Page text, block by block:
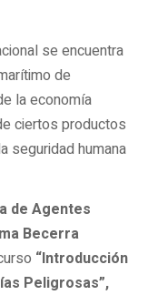
se encuentra
de
la economía
ciertos productos
seguridad humana
de Agentes
Becerra
“Introducción
Peligrosas”,